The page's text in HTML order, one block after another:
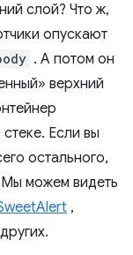
слой? Что ж,
опускают
. А потом он
верхний
Если вы
остального,
Мы можем видеть
,